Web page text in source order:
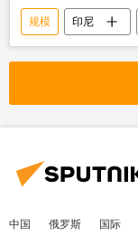
规模 印尼
中国 俄罗斯 国际